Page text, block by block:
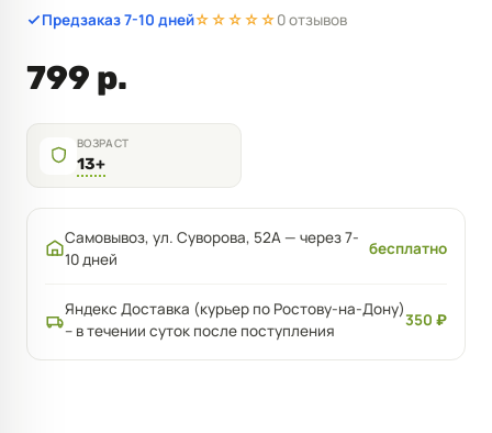
Предзаказ 7-10 дней☆☆☆☆☆0 отзывов
799 р.
ВОЗРАСТ
13+
Самовывоз, ул. Суворова, 52А — через 7-
10 дней
бесплатно
Яндекс Доставка (курьер по Ростову-на-Дону)
– в течении суток после поступления
350 ₽